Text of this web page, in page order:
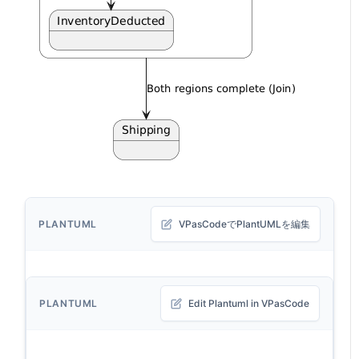
PLANTUML VPasCodeでPlantUMLを編集
PLANTUML Edit Plantuml in VPasCode